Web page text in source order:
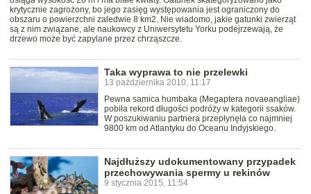
krytycznie zagrożony, bo jego zasięg występowania jest ograniczony do
obszaru o powierzchni zaledwie 8 km2. Nie wiadomo, jakie gatunki zwierząt
są z nim związane, ale naukowcy z Uniwersytetu Yorku podejrzewają, że
drzewo może być zapylane przez chrząszcze.
Taka wyprawa to nie przelewki
13 października 2010, 11:17
Pewna samica humbaka (Megaptera novaeangliae)
pobiła rekord długości podróży w kategorii ssaków.
W poszukiwaniu partnera przepłynęła co najmniej
9800 km od Atlantyku do Oceanu Indyjskiego.
Najdłuższy udokumentowany przypadek
przechowywania spermy u rekinów
9 stycznia 2015, 11:54